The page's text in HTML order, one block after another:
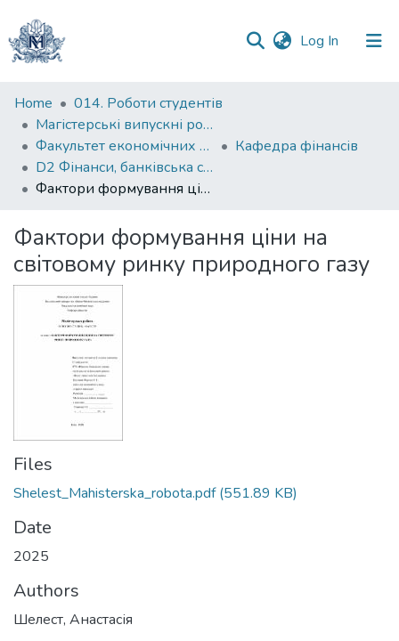
Log In (current)
Communities
&
Collections
All of DSpace
Statistics
Home
014. Роботи студентів
Магістерські випускні роботи
Факультет економічних наук
Кафедра фінансів
D2 Фінанси, банківська справа, страхування та фондовий ринок
Фактори формування ціни на світовому ринку природного газу
Фактори формування ціни на
світовому ринку природного газу
Files
Shelest_Mahisterska_robota.pdf(551.89 KB)
Date
2025
Authors
Шелест, Анастасія